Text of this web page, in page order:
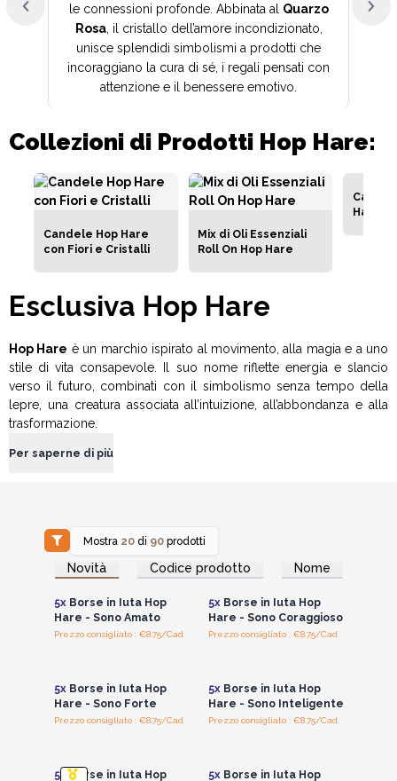
le connessioni profonde. Abbinata al Quarzo
Rosa, il cristallo dell’amore incondizionato,
unisce splendidi simbolismi a prodotti che
incoraggiano la cura di sé, i regali pensati con
attenzione e il benessere emotivo.
Collezioni di Prodotti Hop Hare:
Candele Hop Hare
con Fiori e Cristalli
Mix di Oli Essenziali
Roll On Hop Hare
Calzini
Hare
Esclusiva Hop Hare
Hop Hare è un marchio ispirato al movimento, alla magia e a uno
stile di vita consapevole. Il suo nome riflette energia e slancio
verso il futuro, combinati con il simbolismo senza tempo della
lepre, una creatura associata all’intuizione, all’abbondanza e alla
trasformazione.
Per saperne di più
Mostra 20 di 90 prodotti
Novità Codice prodotto Nome
Accedi per vedere
i prezzi all'ingrosso
5xBorse in Iuta Hop
Hare - Sono Amato
Prezzo consigliato : €8.75/Cad.
Accedi per vedere
i prezzi all'ingrosso
5xBorse in Iuta Hop
Hare - Sono Coraggioso
Prezzo consigliato : €8.75/Cad.
5xBorse in Iuta Hop
Hare - Sono Forte
Prezzo consigliato : €8.75/Cad.
5xBorse in Iuta Hop
Hare - Sono Inteligente
Prezzo consigliato : €8.75/Cad.
5x Borse in Iuta Hop 5xBorse in Iuta Hop